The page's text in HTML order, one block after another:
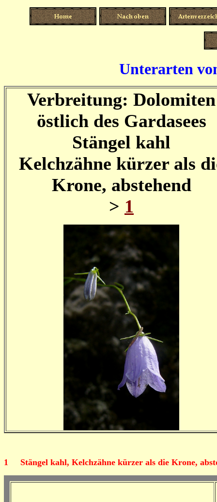
Unterarten
Verbreitung: Dolomiten
östlich des Gardasees
Stängel kahl
Kelchzähne kürzer als
Krone, abstehend
> 1
1 Stängel kahl, Kelchzähne kürzer als die Krone,